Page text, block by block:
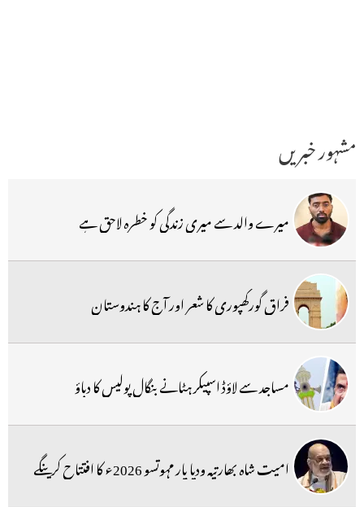
مشہور خبریں
میرے والد سے میری زندگی کو خطرہ لاحق ہے
فراق گورکھپوری کا شعر اور آج کا ہندوستان
مساجد سے لاؤڈ اسپیکر ہٹانے بنگال پولیس کا دباؤ
امیت شاہ بھارتیہ ودیا پار مہوتسو 2026ء کا افتتاح کرینگے